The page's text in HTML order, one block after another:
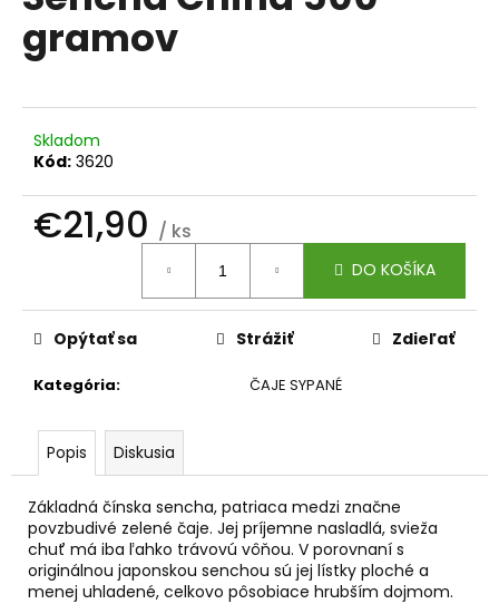
z
5
gramov
Skladom
Kód: 3620
€21,90 / ks
DO KOŠÍKA
Kategória: ČAJE SYPANÉ
Opýtať sa Strážiť Zdieľať
Popis Diskusia
Základná čínska sencha, patriaca medzi značne
povzbudivé zelené čaje. Jej príjemne nasladlá, svieža
chuť má iba ľahko trávovú vôňou. V porovnaní s
originálnou japonskou senchou sú jej lístky ploché a
menej uhladené, celkovo pôsobiace hrubším dojmom.
á
j
ť
?
d
ú
č
a
m
e